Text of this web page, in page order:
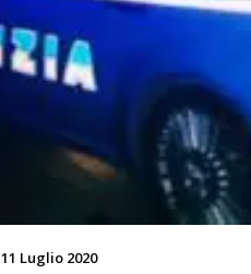
11 Luglio 2020